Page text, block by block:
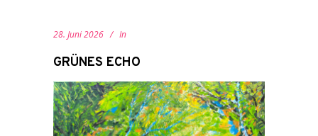
28. Juni 2026 In
GRÜNES ECHO